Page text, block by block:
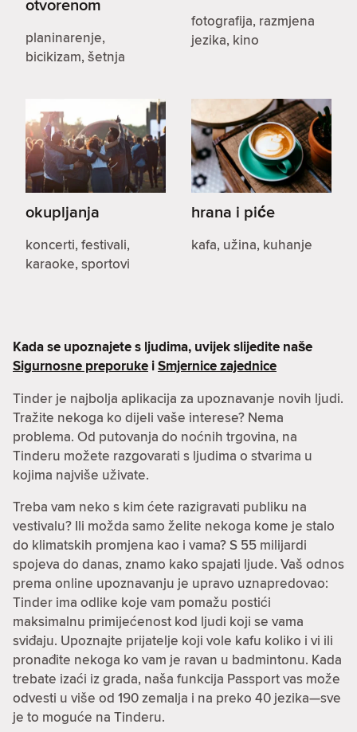
otvorenom
planinarenje,
bicikizam, šetnja
fotografija, razmjena
jezika, kino
okupljanja
koncerti, festivali,
karaoke, sportovi
hrana i piće
kafa, užina, kuhanje
Kada se upoznajete s ljudima, uvijek slijedite naše
Sigurnosne preporuke iSmjernice zajednice
Tinder je najbolja aplikacija za upoznavanje novih ljudi.
Tražite nekoga ko dijeli vaše interese? Nema
problema. Od putovanja do noćnih trgovina, na
Tinderu možete razgovarati s ljudima o stvarima u
kojima najviše uživate.
Treba vam neko s kim ćete razigravati publiku na
vestivalu? Ili možda samo želite nekoga kome je stalo
do klimatskih promjena kao i vama? S 55 milijardi
spojeva do danas, znamo kako spajati ljude. Vaš odnos
prema online upoznavanju je upravo uznapredovao:
Tinder ima odlike koje vam pomažu postići
maksimalnu primijećenost kod ljudi koji se vama
sviđaju. Upoznajte prijatelje koji vole kafu koliko i vi ili
pronađite nekoga ko vam je ravan u badmintonu. Kada
trebate izaći iz grada, naša funkcija Passport vas može
odvesti u više od 190 zemalja i na preko 40 jezika—sve
je to moguće na Tinderu.